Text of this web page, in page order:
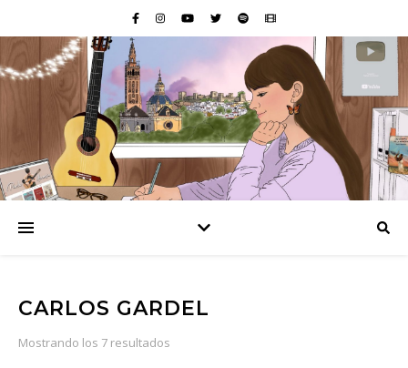
CARLOS GARDEL
Mostrando los 7 resultados